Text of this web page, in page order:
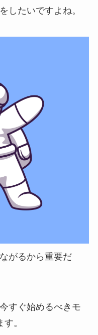
したいですよね。
がるから重要だ
すぐ始めるべきモ
。